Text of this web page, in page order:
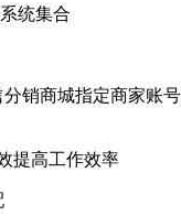
统集合
销商城指定商家
提高工作效率